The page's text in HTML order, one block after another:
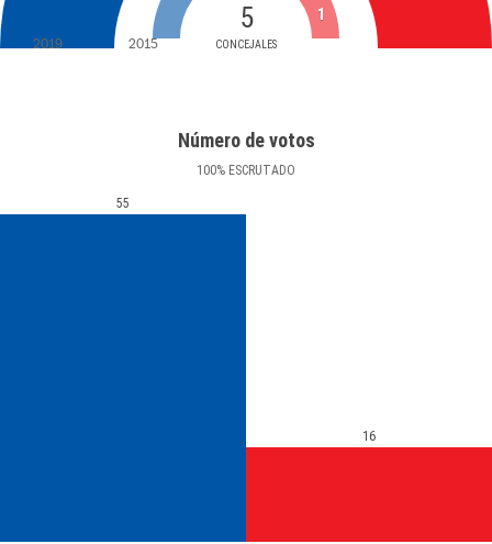
5
CONCEJALES
1
2019 2015
Número de votos
100% ESCRUTADO
55
16